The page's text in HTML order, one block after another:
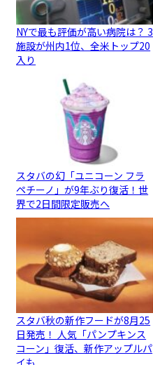
NYで最も評価が高い病院は？ 3
施設が州内1位、全米トップ20
入り
スタバの幻「ユニコーン フラ
ペチーノ」が9年ぶり復活！世
界で2日間限定販売へ
スタバ秋の新作フードが8月25
日発売！ 人気「パンプキンス
コーン」復活、新作アップルパ